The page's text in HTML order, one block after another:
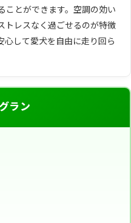
ことができます。空調の効い
トレスなく過ごせるのが特徴
心して愛犬を自由に走り回ら
ラン